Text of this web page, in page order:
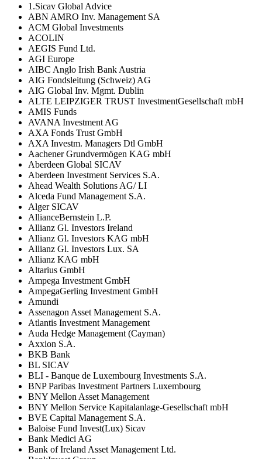
1.Sicav Global Advice
ABN AMRO Inv. Management SA
ACM Global Investments
ACOLIN
AEGIS Fund Ltd.
AGI Europe
AIBC Anglo Irish Bank Austria
AIG Fondsleitung (Schweiz) AG
AIG Global Inv. Mgmt. Dublin
ALTE LEIPZIGER TRUST InvestmentGesellschaft mbH
AMIS Funds
AVANA Investment AG
AXA Fonds Trust GmbH
AXA Investm. Managers Dtl GmbH
Aachener Grundvermögen KAG mbH
Aberdeen Global SICAV
Aberdeen Investment Services S.A.
Ahead Wealth Solutions AG/ LI
Alceda Fund Management S.A.
Alger SICAV
AllianceBernstein L.P.
Allianz Gl. Investors Ireland
Allianz Gl. Investors KAG mbH
Allianz Gl. Investors Lux. SA
Allianz KAG mbH
Altarius GmbH
Ampega Investment GmbH
AmpegaGerling Investment GmbH
Amundi
Assenagon Asset Management S.A.
Atlantis Investment Management
Auda Hedge Management (Cayman)
Axxion S.A.
BKB Bank
BL SICAV
BLI - Banque de Luxembourg Investments S.A.
BNP Paribas Investment Partners Luxembourg
BNY Mellon Asset Management
BNY Mellon Service Kapitalanlage-Gesellschaft mbH
BVE Capital Management S.A.
Baloise Fund Invest(Lux) Sicav
Bank Medici AG
Bank of Ireland Asset Management Ltd.